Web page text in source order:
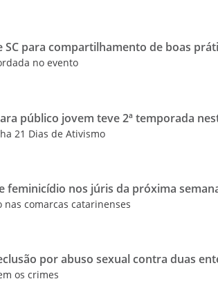
para compartilhamento de boas
no evento
público jovem teve 2ª temporada
21 Dias de Ativismo
nos júris da próxima
comarcas catarinenses
por abuso sexual contra duas
os crimes